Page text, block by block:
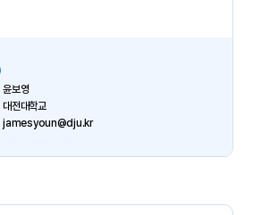
윤보영
대전대학교
jamesyoun@dju.kr